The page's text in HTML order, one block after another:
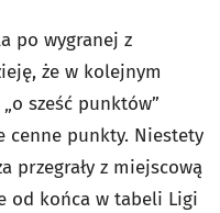
po wygranej z
że w kolejnym
sześć punktów”
cenne punkty. Niestety
przegrały z miejscową
od końca w tabeli Ligi